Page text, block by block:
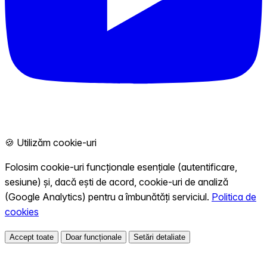
🍪 Utilizăm cookie-uri
Folosim cookie-uri funcționale esențiale (autentificare,
sesiune) și, dacă ești de acord, cookie-uri de analiză
(Google Analytics) pentru a îmbunătăți serviciul. Politica de
cookies
Accept toate Doar funcționale Setări detaliate